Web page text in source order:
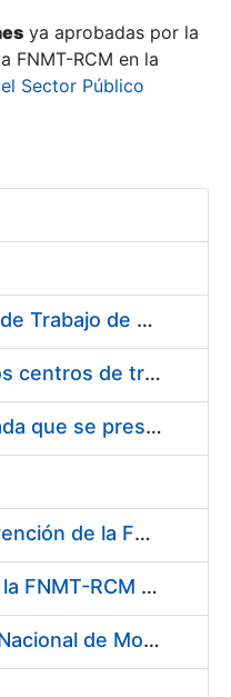
ya aprobadas por la
FNMT-RCM en la
Sector Público
Suministro de Protectores Auditivos a medida para las personas trabajadoras de los Centros de Trabajo de Madrid y Burgos
Suministro de gafas graduadas antiproyecciones para los trabajadores de la FNMT-RCM en los centros de trabajo de Madrid y Burgos
Servicios de una empresa externa para el asesoramiento y resolución de los recursos de alzada que se presentan relacionados con procesos de selección para la FNMT-RCM
Servicio de Calibración y Verificación Externa de los Equipos de Medición del Servicio de Prevención de la FNMT-RCM
Conexión mediante Fibra Óptica de los Centros de Proceso de Datos (CPDs) de las sedes de la FNMT-RCM de Burgos y Madrid
Contratación de acuerdo marco para el Suministro de Material de Electricidad para la Fábrica Nacional de Moneda y Timbre-Real Casa de la Moneda en su centro de trabajo de Burgos